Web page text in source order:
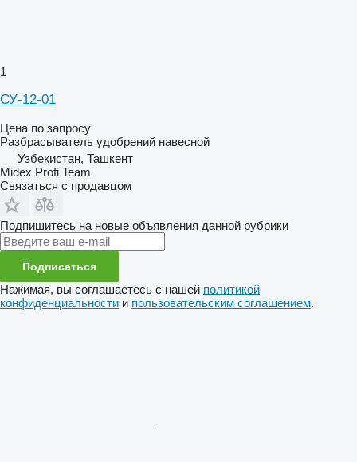
1
СУ-12-01
Цена по запросу
Разбрасыватель удобрений навесной
Узбекистан, Ташкент
Midex Profi Team
Связаться с продавцом
Подпишитесь на новые объявления данной рубрики
Подписаться
Нажимая, вы соглашаетесь с нашей политикой
конфиденциальности и пользовательским соглашением.